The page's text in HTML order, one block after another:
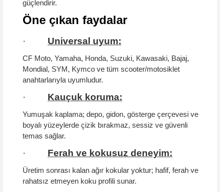
güçlendirir.
Öne çıkan faydalar
· Universal uyum:
CF Moto, Yamaha, Honda, Suzuki, Kawasaki, Bajaj,
Mondial, SYM, Kymco ve tüm scooter/motosiklet
anahtarlarıyla uyumludur.
· Kauçuk koruma:
Yumuşak kaplama; depo, gidon, gösterge çerçevesi ve
boyalı yüzeylerde çizik bırakmaz, sessiz ve güvenli
temas sağlar.
· Ferah ve kokusuz deneyim:
Üretim sonrası kalan ağır kokular yoktur; hafif, ferah ve
rahatsız etmeyen koku profili sunar.